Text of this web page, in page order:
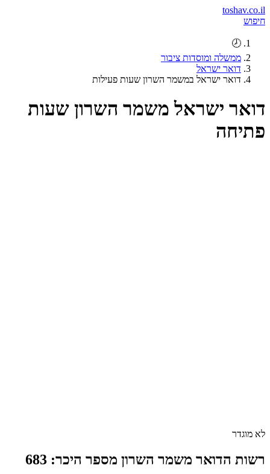
toshav.co.il
חיפוש
🕗
ממשלה ומוסדות ציבור
דואר ישראל
דואר ישראל במשמר השרון שעות פעילות
דואר ישראל משמר השרון שעות
פתיחה
לא מוגדר
רשות הדואר משמר השרון מספר היכר: 683